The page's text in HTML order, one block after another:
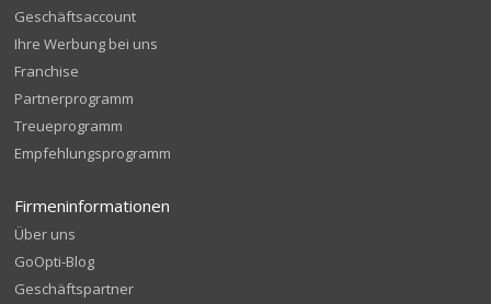
Geschäftsaccount
Ihre Werbung bei uns
Franchise
Partnerprogramm
Treueprogramm
Empfehlungsprogramm
Firmeninformationen
Über uns
GoOpti-Blog
Geschäftspartner